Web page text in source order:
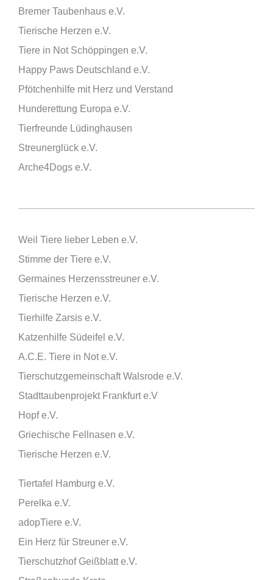
Bremer Taubenhaus e.V.
Tierische Herzen e.V.
Tiere in Not Schöppingen e.V.
Happy Paws Deutschland e.V.
Pfötchenhilfe mit Herz und Verstand
Hunderettung Europa e.V.
Tierfreunde Lüdinghausen
Streunerglück e.V.
Arche4Dogs e.V.
Weil Tiere lieber Leben e.V.
Stimme der Tiere e.V.
Germaines Herzensstreuner e.V.
Tierische Herzen e.V.
Tierhilfe Zarsis e.V.
Katzenhilfe Südeifel e.V.
A.C.E. Tiere in Not e.V.
Tierschutzgemeinschaft Walsrode e.V.
Stadttaubenprojekt Frankfurt e.V
Hopf e.V.
Griechische Fellnasen e.V.
Tierische Herzen e.V.
Tiertafel Hamburg e.V.
Perelka e.V.
adopTiere e.V.
Ein Herz für Streuner e.V.
Tierschutzhof Geißblatt e.V.